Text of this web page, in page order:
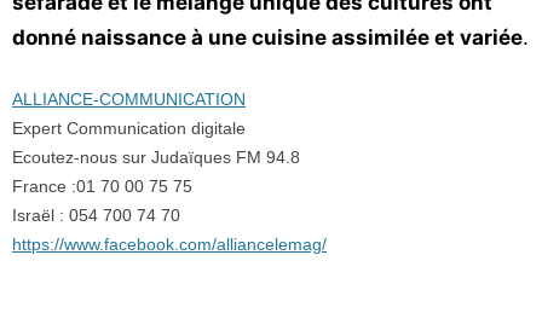
donné naissance à une cuisine assimilée et variée.
ALLIANCE-COMMUNICATION
Expert Communication digitale
Ecoutez-nous sur Judaïques FM 94.8
France :01 70 00 75 75
Israël : 054 700 74 70
https://www.facebook.com/alliancelemag/